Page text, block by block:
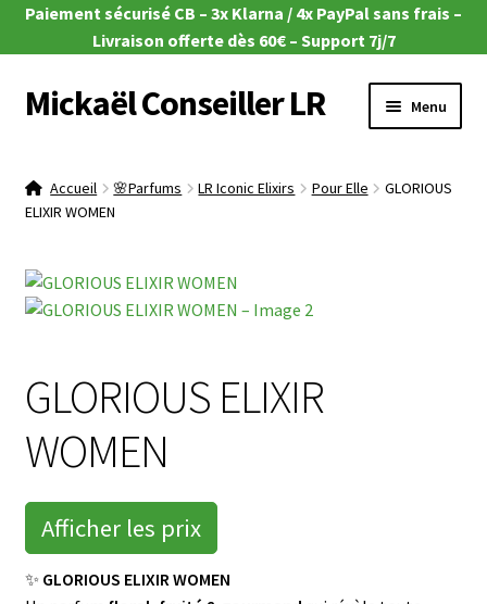
Paiement sécurisé CB – 3x Klarna / 4x PayPal sans frais –
Livraison offerte dès 60€ – Support 7j/7
Aller
à
navigation
Aller
au
Mickaël Conseiller LR Menu
le
🌿Aloe Vera
🧴Zeitgard
🦠MicroSilver
🍎 Santé & Nutrition
🌸Parfums
👜 Accessoires
Accueil 🌸Parfums LR Iconic Elixirs Pour Elle
GLORIOUS
ELIXIR WOMEN
GLORIOUS ELIXIR
WOMEN
Afficher les prix
✨ GLORIOUS ELIXIR WOMEN